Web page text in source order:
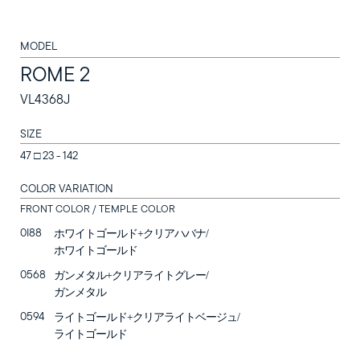
SUNGLASSES
OPTICAL
LOZZA
LOZZA ARTE
STORES
Online Store
MODEL
ROME 2
VL4368J
SIZE
47 □ 23 - 142
COLOR VARIATION
FRONT COLOR / TEMPLE COLOR
0I88
ホワイトゴールド+クリアハバナ/
ホワイトゴールド
0568
ガンメタル+クリアライトグレー/
ガンメタル
0594
ライトゴールド+クリアライトベージュ/
ライトゴールド